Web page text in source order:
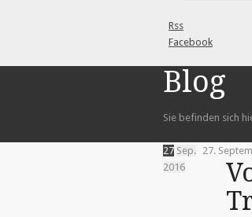
Rss
Facebook
Blog
Sie befinden sich
27.
27 Sep.
2016